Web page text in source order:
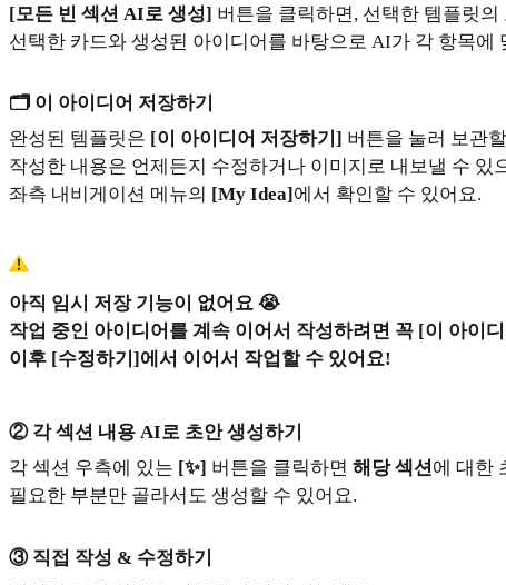
[모든 빈 섹션 AI로 생성] 버튼을 클릭하면, 선택한 템플릿
선택한 카드와 생성된 아이디어를 바탕으로 AI가 각 항목에
🗂️ 이 아이디어 저장하기
완성된 템플릿은 [이 아이디어 저장하기] 버튼을 눌러 보관
작성한 내용은 언제든지 수정하거나 이미지로 내보낼 수 있
좌측 내비게이션 메뉴의 [My Idea]에서 확인할 수 있어요.
아직 임시 저장 기능이 없어요 😭
작업 중인 아이디어를 계속 이어서 작성하려면 꼭 [이 아이
이후 [수정하기]에서 이어서 작업할 수 있어요!
② 각 섹션 내용 AI로 초안 생성하기
각 섹션 우측에 있는 [✨] 버튼을 클릭하면 해당 섹션에 대한
필요한 부분만 골라서도 생성할 수 있어요.
③ 직접 작성 & 수정하기